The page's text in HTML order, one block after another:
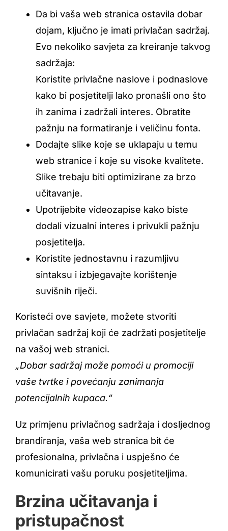
Da bi vaša web stranica ostavila dobar
dojam, ključno je imati privlačan sadržaj.
Evo nekoliko savjeta za kreiranje takvog
sadržaja:
Koristite privlačne naslove i podnaslove
kako bi posjetitelji lako pronašli ono što
ih zanima i zadržali interes. Obratite
pažnju na formatiranje i veličinu fonta.
Dodajte slike koje se uklapaju u temu
web stranice i koje su visoke kvalitete.
Slike trebaju biti optimizirane za brzo
učitavanje.
Upotrijebite videozapise kako biste
dodali vizualni interes i privukli pažnju
posjetitelja.
Koristite jednostavnu i razumljivu
sintaksu i izbjegavajte korištenje
suvišnih riječi.
Koristeći ove savjete, možete stvoriti
privlačan sadržaj koji će zadržati posjetitelje
na vašoj web stranici.
„Dobar sadržaj može pomoći u promociji
vaše tvrtke i povećanju zanimanja
potencijalnih kupaca.“
Uz primjenu privlačnog sadržaja i dosljednog
brandiranja, vaša web stranica bit će
profesionalna, privlačna i uspješno će
komunicirati vašu poruku posjetiteljima.
Brzina učitavanja i
pristupačnost